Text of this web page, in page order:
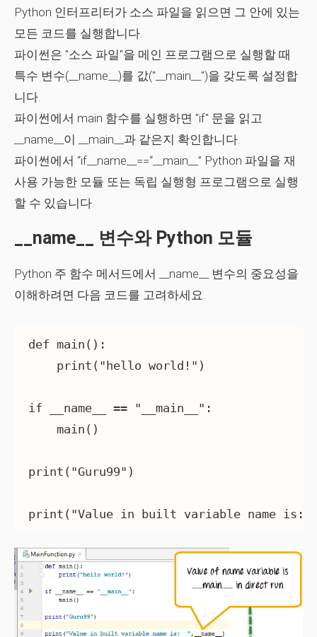
Python 인터프리터가 소스 파일을 읽으면 그 안에 있는
모든 코드를 실행합니다.
파이썬은 "소스 파일"을 메인 프로그램으로 실행할 때
특수 변수(__name__)를 값("__main__")을 갖도록 설정합
니다.
파이썬에서 main 함수를 실행하면 "if" 문을 읽고
__name__이 __main__과 같은지 확인합니다.
파이썬에서 “if__name__==“__main__” Python 파일을 재
사용 가능한 모듈 또는 독립 실행형 프로그램 으로 실행
할 수 있습니다.
__name__ 변수와 Python 모듈
Python 주 함수 메서드에서 __name__ 변수의 중요성을
이해하려면 다음 코드를 고려하세요.
def main():
    print("hello world!")
if __name__ == "__main__":
    main()
print("Guru99")